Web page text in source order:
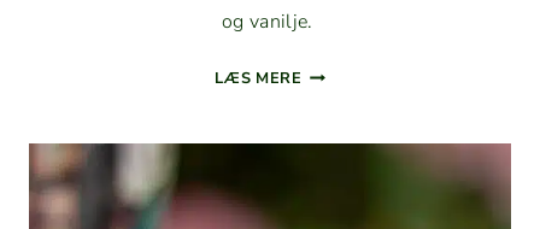
og vanilje.
LÆS MERE BUB­